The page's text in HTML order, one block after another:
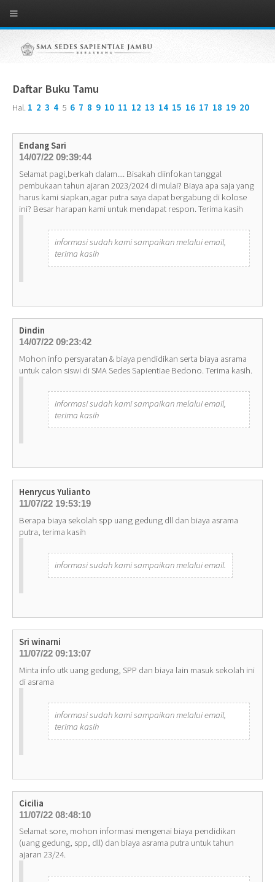
Daftar Buku Tamu
Hal. 1 2 3 4 5 6 7 8 9 10 11 12 13 14 15 16 17 18 19 20
Endang Sari
14/07/22 09:39:44
Selamat pagi,berkah dalam.... Bisakah diinfokan tanggal
pembukaan tahun ajaran 2023/2024 di mulai? Biaya apa saja yang
harus kami siapkan,agar putra saya dapat bergabung di kolose
ini? Besar harapan kami untuk mendapat respon. Terima kasih
informasi sudah kami sampaikan melalui email,
terima kasih
Dindin
14/07/22 09:23:42
Mohon info persyaratan & biaya pendidikan serta biaya asrama
untuk calon siswi di SMA Sedes Sapientiae Bedono. Terima kasih.
informasi sudah kami sampaikan melalui email,
terima kasih
Henrycus Yulianto
11/07/22 19:53:19
Berapa biaya sekolah spp uang gedung dll dan biaya asrama
putra, terima kasih
informasi sudah kami sampaikan melalui email.
Sri winarni
11/07/22 09:13:07
Minta info utk uang gedung, SPP dan biaya lain masuk sekolah ini
di asrama
informasi sudah kami sampaikan melalui email,
terima kasih
Cicilia
11/07/22 08:48:10
Selamat sore, mohon informasi mengenai biaya pendidikan
(uang gedung, spp, dll) dan biaya asrama putra untuk tahun
ajaran 23/24.